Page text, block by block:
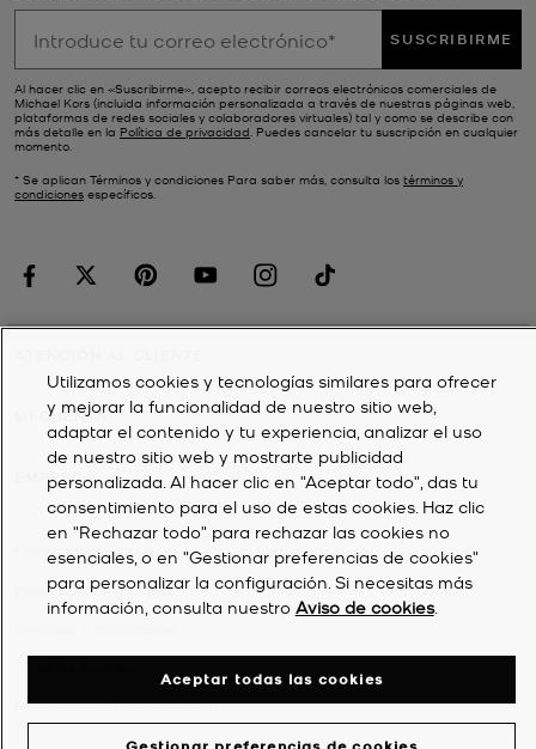
SUSCRIBIRME
Al hacer clic en «Suscribirme», acepto recibir correos electrónicos comerciales de
Michael Kors (incluida información personalizada a través de nuestras páginas web,
plataformas de redes sociales y colaboradores virtuales) tal y como se describe con
más detalle en la Política de privacidad. Puedes cancelar tu suscripción en cualquier
momento.
* Se aplican Términos y condiciones Para saber más, consulta los términos y
condiciones específicos.
MI CUENTA
EMPRESA
2026Michael Kors
Política de privacidad
Declaración de accesibilidad
Utilizamos cookies y tecnologías similares para ofrecer
y mejorar la funcionalidad de nuestro sitio web,
adaptar el contenido y tu experiencia, analizar el uso
de nuestro sitio web y mostrarte publicidad
personalizada. Al hacer clic en "Aceptar todo", das tu
consentimiento para el uso de estas cookies. Haz clic
en "Rechazar todo" para rechazar las cookies no
esenciales, o en "Gestionar preferencias de cookies"
para personalizar la configuración. Si necesitas más
información, consulta nuestro Aviso de cookies.
Aceptar todas las cookies